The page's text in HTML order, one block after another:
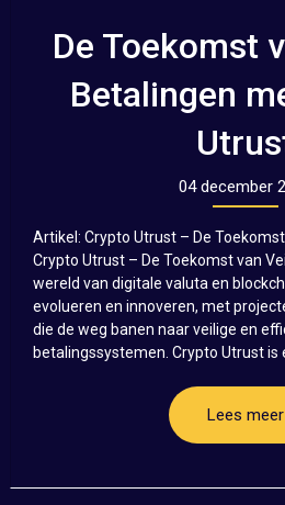
De Toekomst
Betalingen
04 december
Artikel: Crypto Utrust – De
Crypto Utrust – De Toekomst van
wereld van digitale valuta en
evolueren en innoveren, met
die de weg banen naar veilige en
betalingssystemen. Crypto Utrust is
Lees meer